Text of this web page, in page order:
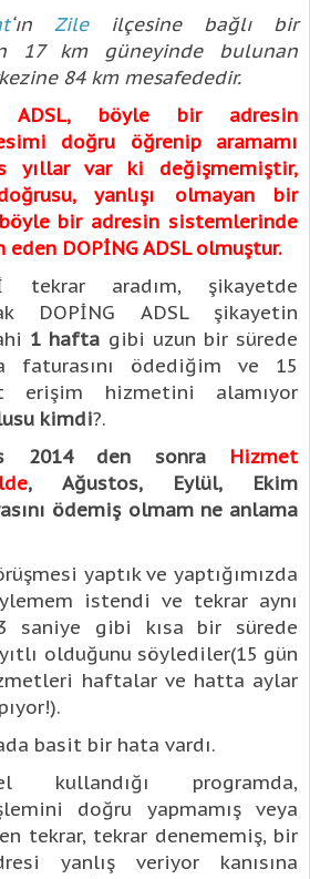
‘ın Zileilçesine bağlı bir
17 km güneyinde bulunan
84 km mesafededir.
ADSL, böyle bir adresin
doğru öğrenip aramamı
yıllar var ki değişmemiştir,
yanlışı olmayan bir
bir adresin sistemlerinde
eden DOPİNG ADSL olmuştur.
tekrar aradım, şikayetde
DOPİNG ADSL şikayetin
1 hafta gibi uzun bir sürede
faturasını ödediğim ve 15
erişim hizmetini alamıyor
kimdi?.
2014 den sonra Hizmet
, Ağustos, Eylül, Ekim
ödemiş olmam ne anlama
yaptık ve yaptığımızda
istendi ve tekrar aynı
saniye gibi kısa bir sürede
olduğunu söylediler(15 gün
haftalar ve hatta aylar
basit bir hata vardı.
kullandığı programda,
doğru yapmamış veya
tekrar, tekrar denememiş, bir
yanlış veriyor kanısına